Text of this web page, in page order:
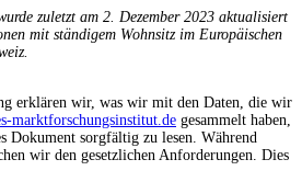
zuletzt am 2. Dezember 2023 aktualisiert
mit ständigem Wohnsitz im Europäischen
erklären wir, was wir mit den Daten, die wir
marktforschungsinstitut.de gesammelt haben,
Dokument sorgfältig zu lesen. Während
wir den gesetzlichen Anforderungen. Dies